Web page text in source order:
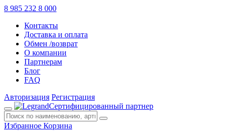
8 985 232 8 000
Контакты
Доставка и оплата
Обмен /возврат
О компании
Партнерам
Блог
FAQ
Авторизация Регистрация
Сертифицированный партнер
Избранное Корзина